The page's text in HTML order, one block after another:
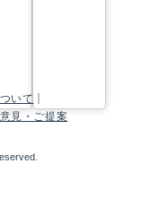
いて
見・ご提案